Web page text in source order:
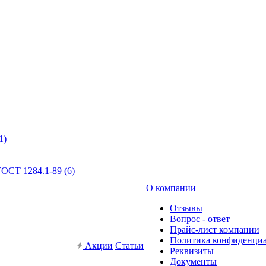
1284.1-89 (6)
Акции Статьи
О компании
Отзывы
Вопрос - ответ
Прайс-лист компании
Политика
Реквизиты
Документы